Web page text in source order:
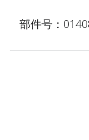
部件号：